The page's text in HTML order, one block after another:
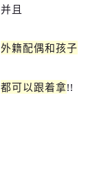
并且
外籍配偶和孩子
都可以跟着拿!!